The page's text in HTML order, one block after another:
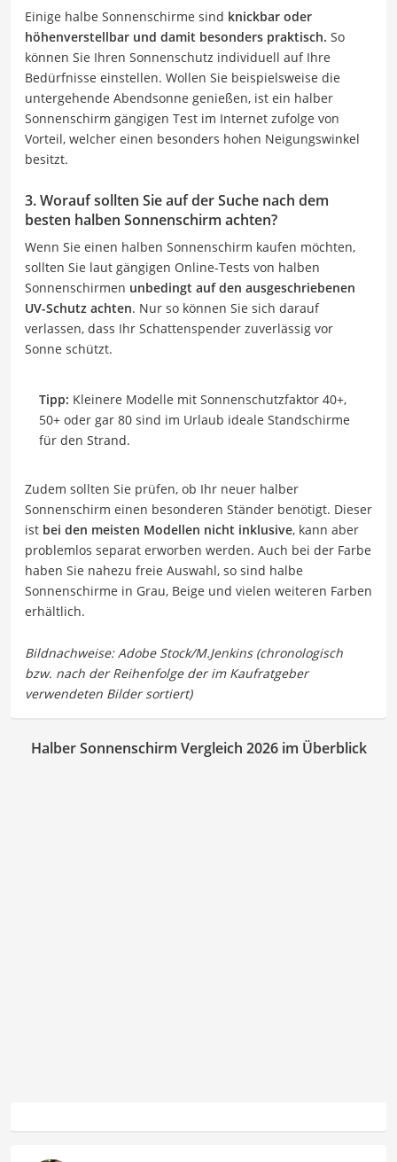
Einige halbe Sonnenschirme sind knickbar oder
höhenverstellbar und damit besonders praktisch. So
können Sie Ihren Sonnenschutz individuell auf Ihre
Bedürfnisse einstellen. Wollen Sie beispielsweise die
untergehende Abendsonne genießen, ist ein halber
Sonnenschirm gängigen Test im Internet zufolge von
Vorteil, welcher einen besonders hohen Neigungswinkel
besitzt.
3. Worauf sollten Sie auf der Suche nach dem
besten halben Sonnenschirm achten?
Wenn Sie einen halben Sonnenschirm kaufen möchten,
sollten Sie laut gängigen Online-Tests von halben
Sonnenschirmen unbedingt auf den ausgeschriebenen
UV-Schutz achten. Nur so können Sie sich darauf
verlassen, dass Ihr Schattenspender zuverlässig vor
Sonne schützt.
Tipp: Kleinere Modelle mit Sonnenschutzfaktor 40+,
50+ oder gar 80 sind im Urlaub ideale Standschirme
für den Strand.
Zudem sollten Sie prüfen, ob Ihr neuer halber
Sonnenschirm einen besonderen Ständer benötigt. Dieser
ist bei den meisten Modellen nicht inklusive, kann aber
problemlos separat erworben werden. Auch bei der Farbe
haben Sie nahezu freie Auswahl, so sind halbe
Sonnenschirme in Grau, Beige und vielen weiteren Farben
erhältlich.
Halber Sonnenschirm Vergleich 2026 im Überblick